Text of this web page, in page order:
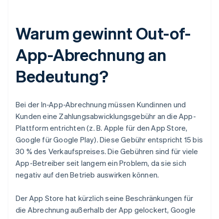
Warum gewinnt Out-of-
App-Abrechnung an
Bedeutung?
Bei der In-App-Abrechnung müssen Kundinnen und
Kunden eine Zahlungsabwicklungsgebühr an die App-
Plattform entrichten (z. B. Apple für den App Store,
Google für Google Play). Diese Gebühr entspricht 15 bis
30 % des Verkaufspreises. Die Gebühren sind für viele
App-Betreiber seit langem ein Problem, da sie sich
negativ auf den Betrieb auswirken können.
Der App Store hat kürzlich seine Beschränkungen für
die Abrechnung außerhalb der App gelockert, Google